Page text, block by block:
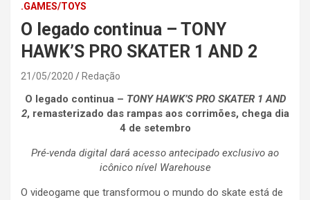
.GAMES/TOYS
O legado continua – TONY
HAWK’S PRO SKATER 1 AND 2
21/05/2020 Redação
O legado continua – TONY HAWK’S PRO SKATER 1 AND
2, remasterizado das rampas aos corrimões, chega dia
4 de setembro
Pré-venda digital dará acesso antecipado exclusivo ao
icônico nível Warehouse
O videogame que transformou o mundo do skate está de